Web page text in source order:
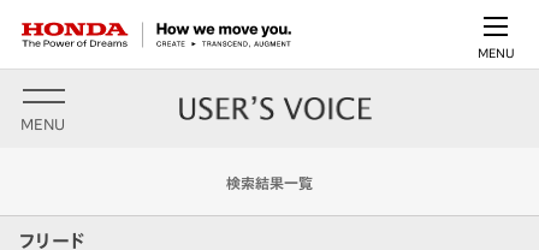
MENU
MENU
検索結果一覧
フリード